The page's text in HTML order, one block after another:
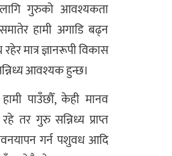
गुरुको आवश्यकता
हामी अगाडि बढ्न
मात्र ज्ञानरूपी विकास
आवश्यक हुन्छ।
पाउँछौँ, केही मानव
रहे तर गुरु सन्निध्य प्राप्त
गर्न पशुवध आदि